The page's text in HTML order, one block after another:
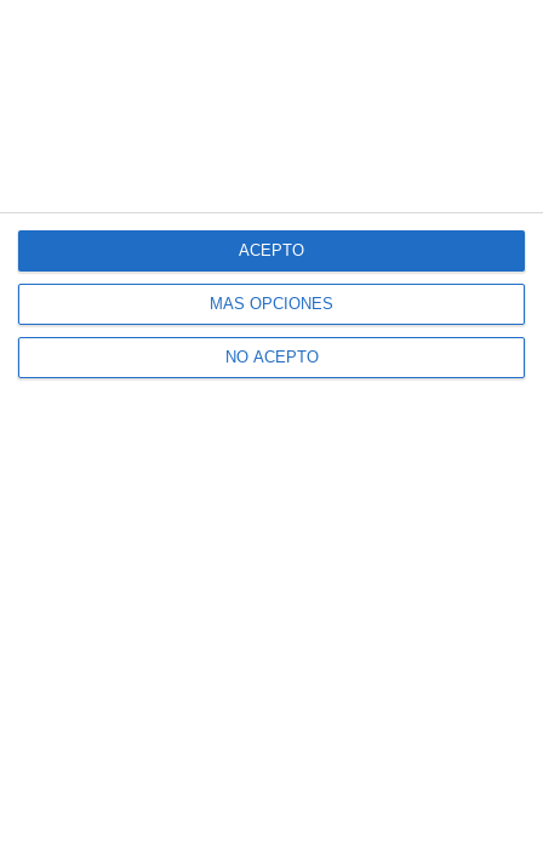
MÁS OPCIONES
NO ACEPTO
ACEPTO